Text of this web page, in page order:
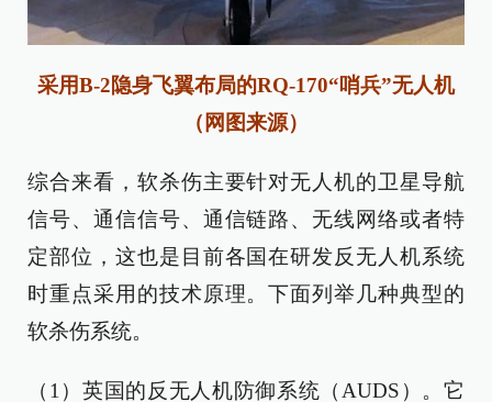
采用B-2隐身飞翼布局的RQ-170“哨兵”无人机
（网图来源）
综合来看，软杀伤主要针对无人机的卫星导航
信号、通信信号、通信链路、无线网络或者特
定部位，这也是目前各国在研发反无人机系统
时重点采用的技术原理。下面列举几种典型的
软杀伤系统。
（1）英国的反无人机防御系统（AUDS）。它